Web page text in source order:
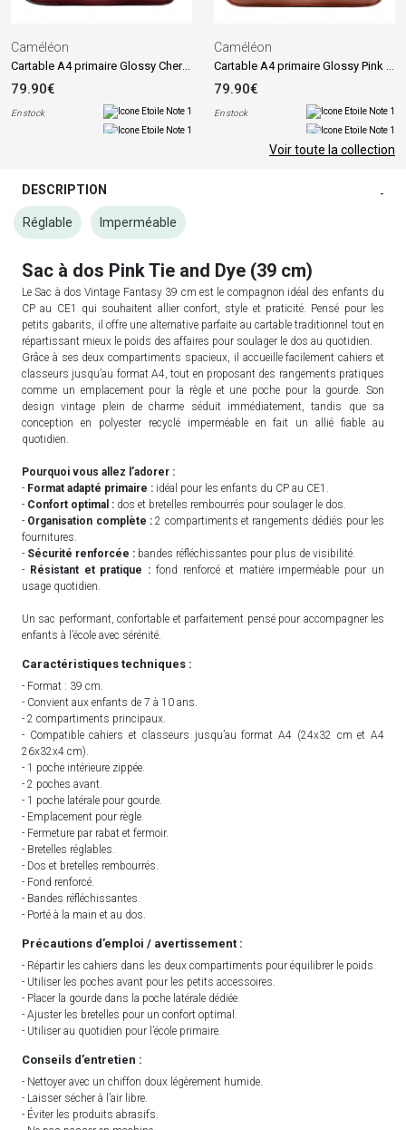
Caméléon
Cartable A4 primaire Glossy Cherry (38 cm)
79.90€
En stock
Caméléon
79.90€
En stock
Voir toute la collection
DESCRIPTION -
Réglable Imperméable
Sac à dos Pink Tie and Dye (39 cm)
Le Sac à dos Vintage Fantasy 39 cm est le compagnon idéal des enfants du
CP au CE1 qui souhaitent allier confort, style et praticité. Pensé pour les
petits gabarits, il offre une alternative parfaite au cartable traditionnel tout en
répartissant mieux le poids des affaires pour soulager le dos au quotidien.
Grâce à ses deux compartiments spacieux, il accueille facilement cahiers et
classeurs jusqu’au format A4, tout en proposant des rangements pratiques
comme un emplacement pour la règle et une poche pour la gourde. Son
design vintage plein de charme séduit immédiatement, tandis que sa
conception en polyester recyclé imperméable en fait un allié fiable au
quotidien.
Pourquoi vous allez l’adorer :
- Format adapté primaire : idéal pour les enfants du CP au CE1.
- Confort optimal : dos et bretelles rembourrés pour soulager le dos.
- Organisation complète :2 compartiments et rangements dédiés pour les
fournitures.
- Sécurité renforcée : bandes réfléchissantes pour plus de visibilité.
- Résistant et pratique : fond renforcé et matière imperméable pour un
usage quotidien.
Un sac performant, confortable et parfaitement pensé pour accompagner les
enfants à l’école avec sérénité.
Caractéristiques techniques :
- Format : 39 cm.
- Convient aux enfants de 7 à 10 ans.
- 2 compartiments principaux.
- Compatible cahiers et classeurs jusqu’au format A4 (24x32 cm et A4
26x32x4 cm).
- 1 poche intérieure zippée.
- 2 poches avant.
- 1 poche latérale pour gourde.
- Emplacement pour règle.
- Fermeture par rabat et fermoir.
- Bretelles réglables.
- Dos et bretelles rembourrés.
- Fond renforcé.
- Bandes réfléchissantes.
- Porté à la main et au dos.
Précautions d’emploi / avertissement :
- Répartir les cahiers dans les deux compartiments pour équilibrer le poids.
- Utiliser les poches avant pour les petits accessoires.
- Placer la gourde dans la poche latérale dédiée.
- Ajuster les bretelles pour un confort optimal.
- Utiliser au quotidien pour l’école primaire.
Conseils d’entretien :
- Nettoyer avec un chiffon doux légèrement humide.
- Laisser sécher à l’air libre.
- Éviter les produits abrasifs.